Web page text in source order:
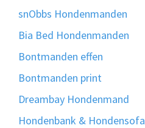
snObbs Hondenmanden
Bia Bed Hondenmanden
Bontmanden effen
Bontmanden print
Dreambay Hondenmand
Hondenbank & Hondensofa